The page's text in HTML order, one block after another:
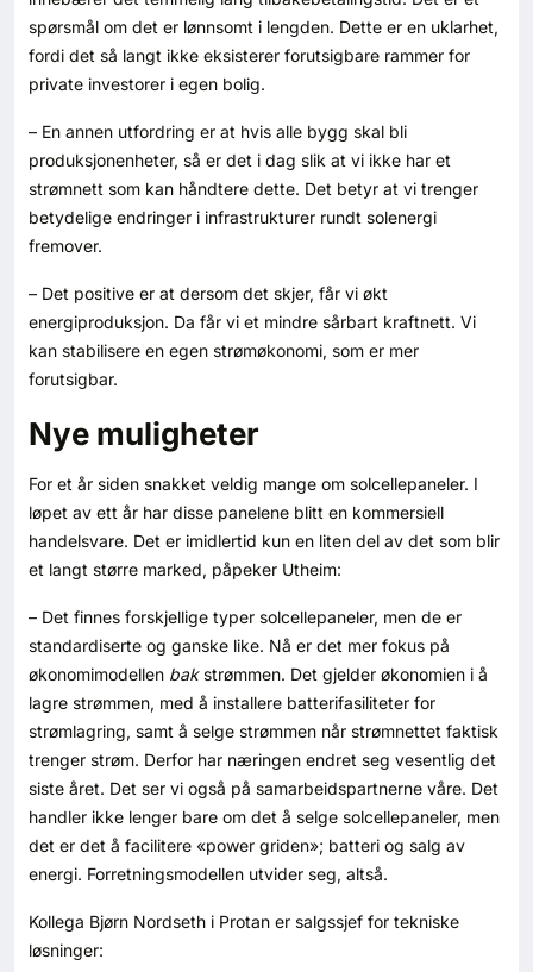
SE BLADARKIV
spørsmål om det er lønnsomt i lengden. Dette er en uklarhet,
fordi det så langt ikke eksisterer forutsigbare rammer for
private investorer i egen bolig.
– En annen utfordring er at hvis alle bygg skal bli
produksjonenheter, så er det i dag slik at vi ikke har et
strømnett som kan håndtere dette. Det betyr at vi trenger
betydelige endringer i infrastrukturer rundt solenergi
fremover.
– Det positive er at dersom det skjer, får vi økt
energiproduksjon. Da får vi et mindre sårbart kraftnett. Vi
kan stabilisere en egen strømøkonomi, som er mer
forutsigbar.
Nye muligheter
For et år siden snakket veldig mange om solcellepaneler. I
løpet av ett år har disse panelene blitt en kommersiell
handelsvare. Det er imidlertid kun en liten del av det som blir
et langt større marked, påpeker Utheim:
– Det finnes forskjellige typer solcellepaneler, men de er
standardiserte og ganske like. Nå er det mer fokus på
økonomimodellen bakstrømmen. Det gjelder økonomien i å
lagre strømmen, med å installere batterifasiliteter for
strømlagring, samt å selge strømmen når strømnettet faktisk
trenger strøm. Derfor har næringen endret seg vesentlig det
siste året. Det ser vi også på samarbeidspartnerne våre. Det
handler ikke lenger bare om det å selge solcellepaneler, men
det er det å facilitere «power griden»; batteri og salg av
energi. Forretningsmodellen utvider seg, altså.
Kollega Bjørn Nordseth i Protan er salgssjef for tekniske
løsninger: